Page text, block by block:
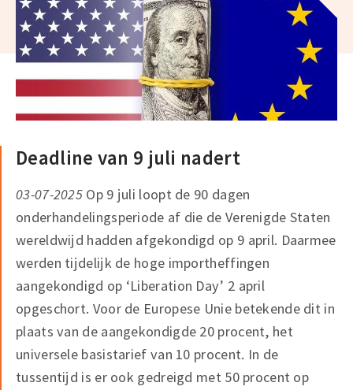
Deadline van 9 juli nadert
03-07-2025 Op 9 juli loopt de 90 dagen
onderhandelingsperiode af die de Verenigde Staten
wereldwijd hadden afgekondigd op 9 april. Daarmee
werden tijdelijk de hoge importheffingen
aangekondigd op ‘Liberation Day’ 2 april
opgeschort. Voor de Europese Unie betekende dit in
plaats van de aangekondigde 20 procent, het
universele basistarief van 10 procent. In de
tussentijd is er ook gedreigd met 50 procent op